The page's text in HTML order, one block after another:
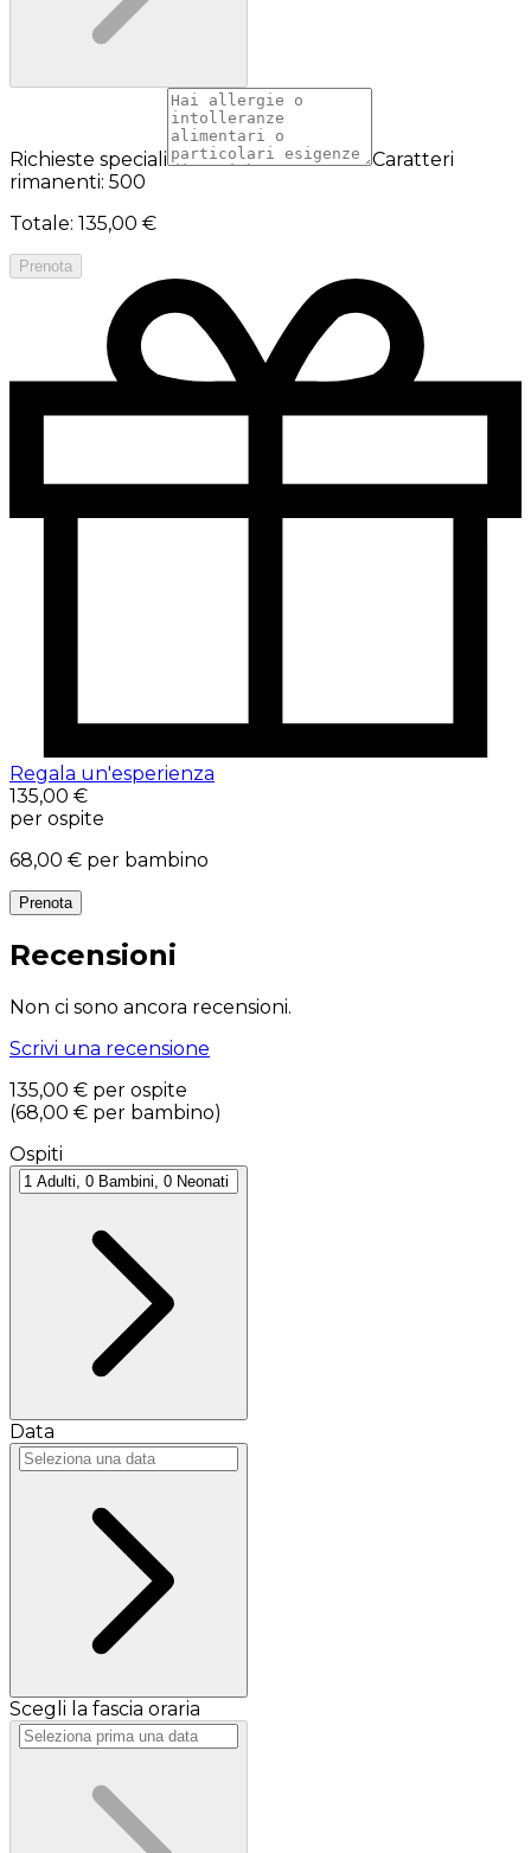
Richieste speciali
Caratteri
rimanenti: 500
Totale: 135,00 €
Prenota
Regala un'esperienza
135,00 €
per ospite
68,00 € per bambino
Prenota
Recensioni
Non ci sono ancora recensioni.
Scrivi una recensione
135,00 € per ospite
(68,00 € per bambino)
Ospiti
Data
Scegli la fascia oraria